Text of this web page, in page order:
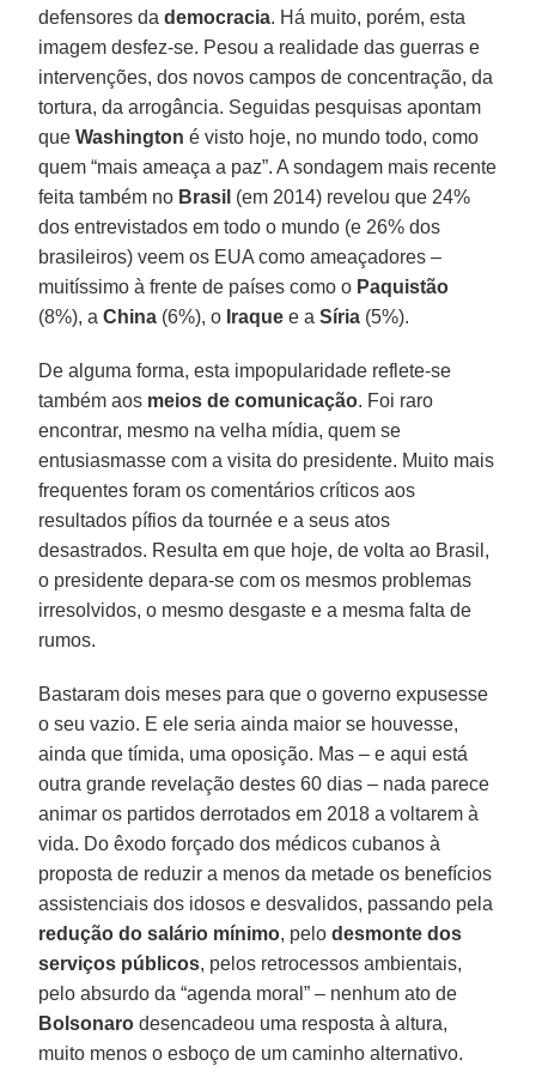
defensores dademocracia. Há muito, porém, esta
imagem desfez-se. Pesou a realidade das guerras e
intervenções, dos novos campos de concentração, da
tortura, da arrogância. Seguidas pesquisas apontam
queWashington é visto hoje, no mundo todo, como
quem “mais ameaça a paz”. A sondagem mais recente
feita também no Brasil (em 2014) revelou que 24%
dos entrevistados em todo o mundo (e 26% dos
brasileiros) veem os EUA como ameaçadores –
muitíssimo à frente de países como o Paquistão
(8%), aChina (6%), o Iraque e aSíria (5%).
De alguma forma, esta impopularidade reflete-se
também aos meios de comunicação. Foi raro
encontrar, mesmo na velha mídia, quem se
entusiasmasse com a visita do presidente. Muito mais
frequentes foram os comentários críticos aos
resultados pífios da tournée e a seus atos
desastrados. Resulta em que hoje, de volta ao Brasil,
o presidente depara-se com os mesmos problemas
irresolvidos, o mesmo desgaste e a mesma falta de
rumos.
Bastaram dois meses para que o governo expusesse
o seu vazio. E ele seria ainda maior se houvesse,
ainda que tímida, uma oposição. Mas – e aqui está
outra grande revelação destes 60 dias – nada parece
animar os partidos derrotados em 2018 a voltarem à
vida. Do êxodo forçado dos médicos cubanos à
proposta de reduzir a menos da metade os benefícios
assistenciais dos idosos e desvalidos, passando pela
redução do salário mínimo, pelodesmonte dos
serviços públicos, pelos retrocessos ambientais,
pelo absurdo da “agenda moral” – nenhum ato de
Bolsonaro desencadeou uma resposta à altura,
muito menos o esboço de um caminho alternativo.